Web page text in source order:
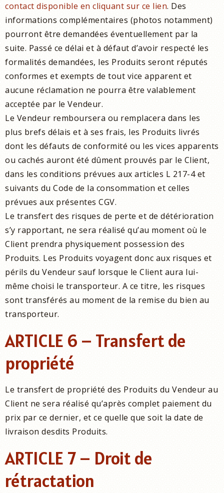
contact disponible en cliquant sur ce lien. Des
informations complémentaires (photos notamment)
pourront être demandées éventuellement par la
suite. Passé ce délai et à défaut d’avoir respecté les
formalités demandées, les Produits seront réputés
conformes et exempts de tout vice apparent et
aucune réclamation ne pourra être valablement
acceptée par le Vendeur.
Le Vendeur remboursera ou remplacera dans les
plus brefs délais et à ses frais, les Produits livrés
dont les défauts de conformité ou les vices apparents
ou cachés auront été dûment prouvés par le Client,
dans les conditions prévues aux articles L 217-4 et
suivants du Code de la consommation et celles
prévues aux présentes CGV.
Le transfert des risques de perte et de détérioration
s’y rapportant, ne sera réalisé qu’au moment où le
Client prendra physiquement possession des
Produits. Les Produits voyagent donc aux risques et
périls du Vendeur sauf lorsque le Client aura lui-
même choisi le transporteur. A ce titre, les risques
sont transférés au moment de la remise du bien au
transporteur.
ARTICLE 6 – Transfert de
propriété
Le transfert de propriété des Produits du Vendeur au
Client ne sera réalisé qu’après complet paiement du
prix par ce dernier, et ce quelle que soit la date de
livraison desdits Produits.
ARTICLE 7 – Droit de
rétractation